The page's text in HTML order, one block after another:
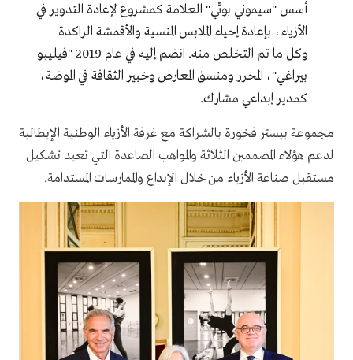
أسس "سيموني بوتّي" العلامة كمشروع لإعادة التدوير في
الأزياء، بإعادة إحياء الملابس المنسية والأقمشة الراكدة
وكل ما تم التخلص منه. انضم إليه في عام 2019 "فيليبو
بيراغي"، المحرر ومنسق المعارض وخبير الثقافة في الموضة،
كمدير إبداعي مشارك.
مجموعة بيستر فخورة بالشراكة مع غرفة الأزياء الوطنية الإيطالية
لدعم هؤلاء المصممين الثلاثة والمواهب الصاعدة التي تعيد تشكيل
مستقبل صناعة الأزياء من خلال الإبداع والممارسات المستدامة.